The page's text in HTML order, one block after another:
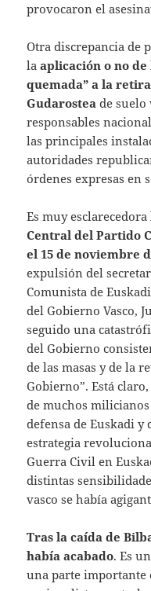
provocaron el
Otra discrepancia de
laaplicación o no
quemada” a la
Gudarostea de suelo
responsables
las principales
autoridades
órdenes expresas en
Es muy esclarecedora
Central del Partido
el 15 de noviembre
expulsión del
Comunista de
del Gobierno Vasco,
seguido una
del Gobierno
de las masas y de la
Gobierno”. Está
de muchos
defensa de Euskadi
estrategia
Guerra Civil en
distintas
vasco se había
Tras la caída de
había acabado. Es
una parte importante